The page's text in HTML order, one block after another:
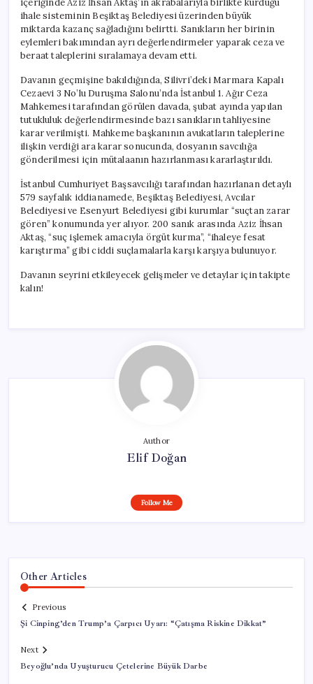
ihale sisteminin Beşiktaş Belediyesi üzerinden büyük
miktarda kazanç sağladığını belirtti. Sanıkların her birinin
eylemleri bakımından ayrı değerlendirmeler yaparak ceza ve
beraat taleplerini sıralamaya devam etti.
Davanın geçmişine bakıldığında, Silivri’deki Marmara Kapalı
Cezaevi 3 No’lu Duruşma Salonu’nda İstanbul 1. Ağır Ceza
Mahkemesi tarafından görülen davada, şubat ayında yapılan
tutukluluk değerlendirmesinde bazı sanıkların tahliyesine
karar verilmişti. Mahkeme başkanının avukatların taleplerine
ilişkin verdiği ara karar sonucunda, dosyanın savcılığa
gönderilmesi için mütalaanın hazırlanması kararlaştırıldı.
İstanbul Cumhuriyet Başsavcılığı tarafından hazırlanan detaylı
579 sayfalık iddianamede, Beşiktaş Belediyesi, Avcılar
Belediyesi ve Esenyurt Belediyesi gibi kurumlar “suçtan zarar
gören” konumunda yer alıyor. 200 sanık arasında Aziz İhsan
Aktaş, “suç işlemek amacıyla örgüt kurma”, “ihaleye fesat
karıştırma” gibi ciddi suçlamalarla karşı karşıya bulunuyor.
Davanın seyrini etkileyecek gelişmeler ve detaylar için takipte
kalın!
Author
Elif Doğan
Follow Me
Other Articles
Previous
Şi Cinping’den Trump’a Çarpıcı Uyarı: “Çatışma Riskine Dikkat”
Next
Beyoğlu’nda Uyuşturucu Çetelerine Büyük Darbe